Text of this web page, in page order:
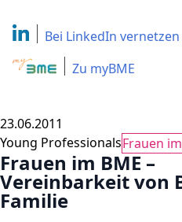
Bei LinkedIn vernetzen
Zu myBME
23.06.2011
Young ProfessionalsFrauen
Frauen im BME –
Vereinbarkeit von
Familie